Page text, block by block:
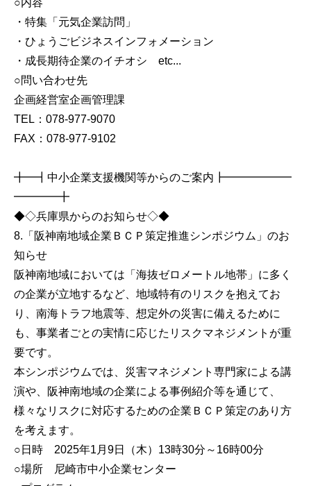
○内容
・特集「元気企業訪問」
・ひょうごビジネスインフォメーション
・成長期待企業のイチオシ etc...
○問い合わせ先
企画経営室企画管理課
TEL：078-977-9070
FAX：078-977-9102
╋━┫中小企業支援機関等からのご案内┣━━━━━━
━━━━╋
◆◇兵庫県からのお知らせ◇◆
8.「阪神南地域企業ＢＣＰ策定推進シンポジウム」のお
知らせ
阪神南地域においては「海抜ゼロメートル地帯」に多く
の企業が立地するなど、地域特有のリスクを抱えてお
り、南海トラフ地震等、想定外の災害に備えるために
も、事業者ごとの実情に応じたリスクマネジメントが重
要です。
本シンポジウムでは、災害マネジメント専門家による講
演や、阪神南地域の企業による事例紹介等を通じて、
様々なリスクに対応するための企業ＢＣＰ策定のあり方
を考えます。
○日時 2025年1月9日（木）13時30分～16時00分
○場所 尼崎市中小企業センター